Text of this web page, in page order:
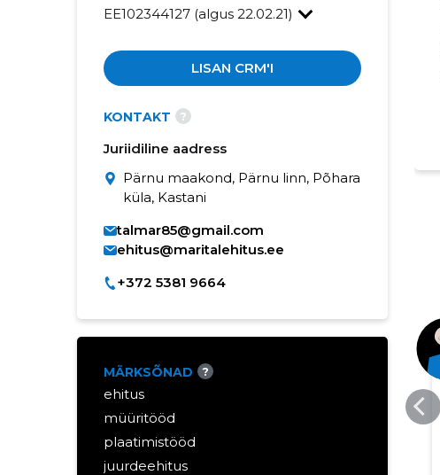
EE102344127 (algus 22.02.21)
LISAN CRM'I
KONTAKT ?
Juriidiline aadress
Pärnu maakond, Pärnu linn, Põhara
küla, Kastani
talmar85@gmail.com
ehitus@maritalehitus.ee
+372 5381 9664
MÄRKSÕNAD ?
ehitus
müüritööd
plaatimistööd
juurdeehitus